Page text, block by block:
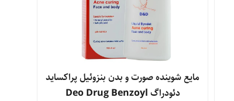
مشاهده محصول
مایع شوینده صورت و بدن بنزوئیل پراکساید
دئودراگ Deo Drug Benzoyl